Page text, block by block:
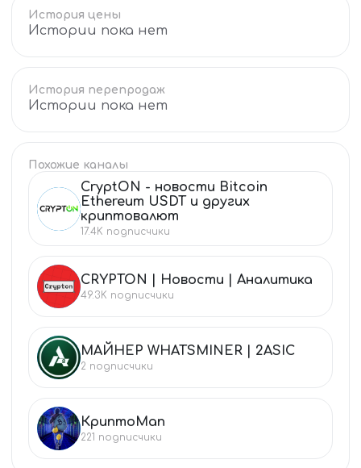
История цены
Истории пока нет
История перепродаж
Истории пока нет
Похожие каналы
CR
CryptON - новости Bitcoin
Ethereum USDT и других
криптовалют
17.4K подписчики
CR CRYPTON | Новости | Аналитика
49.3K подписчики
МА МАЙНЕР WHATSMINER | 2ASIC
2 подписчики
КР КриптоMan
221 подписчики